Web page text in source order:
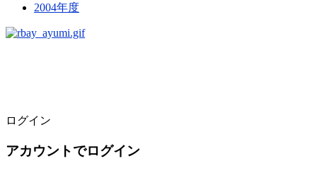
2004年度
ログイン
アカウントでログイン